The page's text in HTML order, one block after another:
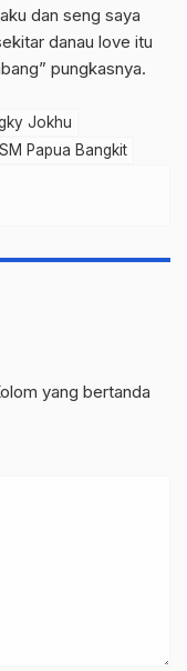
dan seng saya
danau love itu
pungkasnya.
Jokhu
Papua Bangkit
yang bertanda